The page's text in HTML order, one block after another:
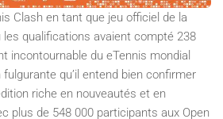
Clash en tant que jeu officiel de la
qualifications avaient compté 238
incontournable du eTennis mondial
qu’il entend bien confirmer
riche en nouveautés et en
plus de 548 000 participants aux Open